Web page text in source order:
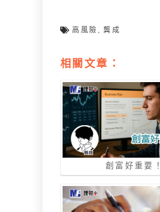
高風險 ,龔成
相關文章：
創富好重要！